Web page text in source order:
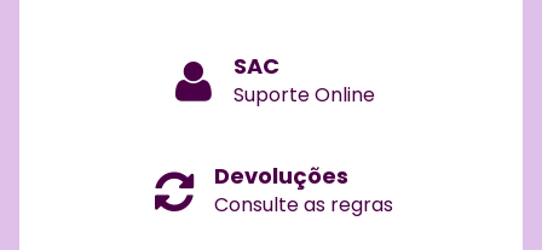
SAC
Suporte Online
Devoluções
Consulte as regras